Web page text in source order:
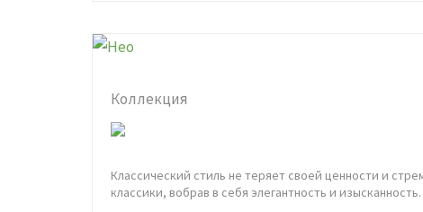
Коллекция
Классический стиль не теряет своей ценности и
классики, вобрав в себя элегантность и изысканность.